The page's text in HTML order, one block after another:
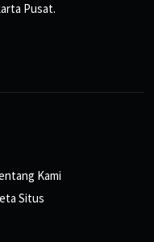
Pusat.
Kami
Situs